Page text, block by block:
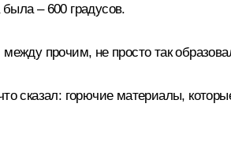
– 600 градусов.
прочим, не просто так
сказал: горючие материалы,